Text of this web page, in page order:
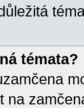
témata?
na